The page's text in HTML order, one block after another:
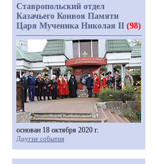
Ставропольский отдел
Казачьего Конвоя Памяти
Царя Мученика Николая II (98)
основан 18 октября 2020 г.
Другие события